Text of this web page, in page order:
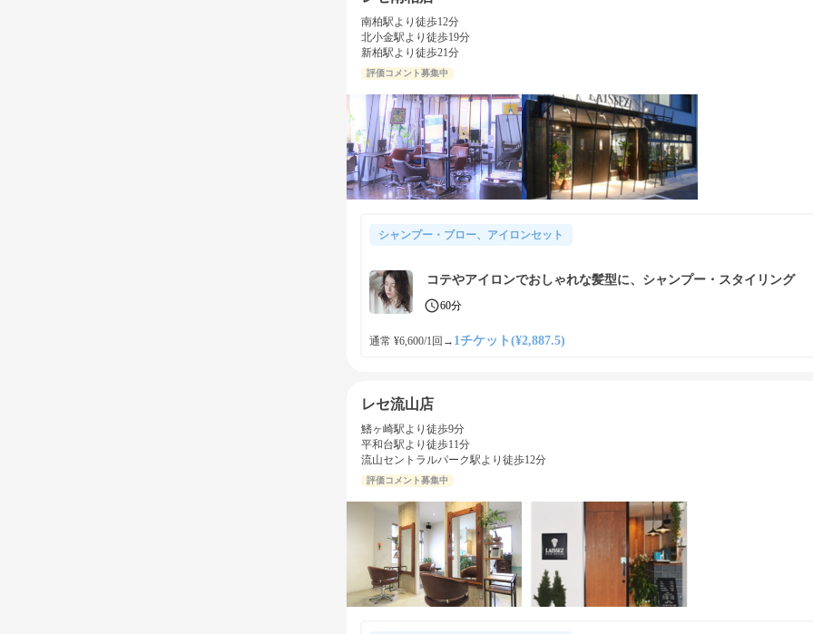
南柏駅より徒歩12分
北小金駅より徒歩19分
新柏駅より徒歩21分
評価コメント募集中
シャンプー・ブロー、アイロンセット
コテやアイロンでおしゃれな髪型に、シャンプー・スタイリング
60分
通常 ¥6,600/1回 → 1チケット(¥2,887.5)
レセ流山店
鰭ヶ崎駅より徒歩9分
平和台駅より徒歩11分
流山セントラルパーク駅より徒歩12分
評価コメント募集中